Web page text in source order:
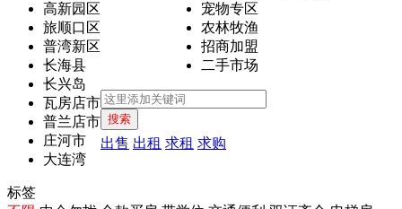
高新园区
旅顺口区
普湾新区
长海县
长兴岛
瓦房店市
普兰店市
庄河市
大连湾
宠物专区
农林牧渔
招商加盟
二手市场
标签
搜索
出售 出租 求租 求购